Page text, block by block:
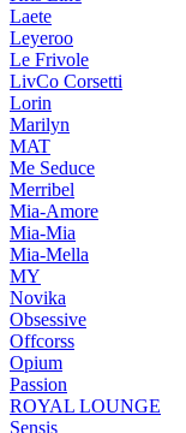
Laete
Leyeroo
Le Frivole
LivCo Corsetti
Lorin
Marilyn
MAT
Me Seduce
Merribel
Mia-Amore
Mia-Mia
Mia-Mella
MY
Novika
Obsessive
Offcorss
Opium
Passion
ROYAL LOUNGE
Sensis